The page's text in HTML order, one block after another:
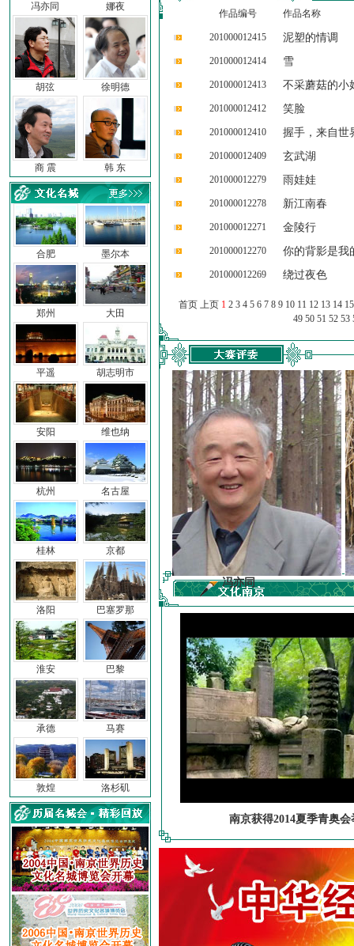
冯亦同 娜夜
胡弦 徐明德
商 震 韩 东
合肥
郑州
平遥
安阳
杭州
桂林
洛阳
淮安
承德
敦煌
墨尔本
大田
胡志明市
维也纳
名古屋
京都
巴塞罗那
巴黎
马赛
洛杉矶
作品编号 作品名称
201000012415 泥塑的情调
201000012414 雪
201000012413 不采蘑菇的小
201000012412 笑脸
201000012410 握手，来自世
201000012409 玄武湖
201000012279 雨娃娃
201000012278 新江南春
201000012271 金陵行
201000012270 你的背影是我
201000012269 绕过夜色
首页 上页 1 2 3 4 5 6 7 8 9 10 11 12 13 14 15
49 50 51 52 53
冯亦同
南京获得2014夏季青奥会